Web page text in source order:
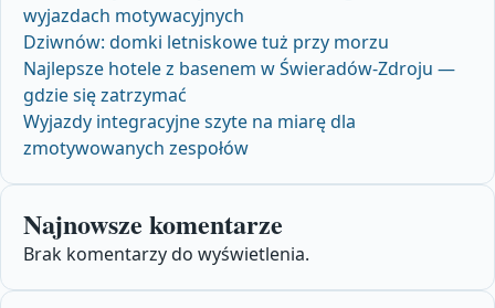
wyjazdach motywacyjnych
Dziwnów: domki letniskowe tuż przy morzu
Najlepsze hotele z basenem w Świeradów‑Zdroju —
gdzie się zatrzymać
Wyjazdy integracyjne szyte na miarę dla
zmotywowanych zespołów
Najnowsze komentarze
Brak komentarzy do wyświetlenia.